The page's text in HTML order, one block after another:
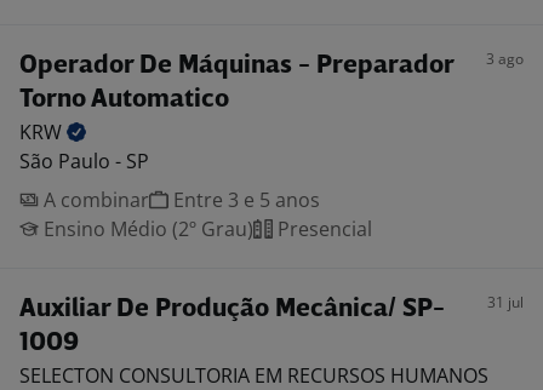
Operador De Máquinas - Preparador
Torno Automatico
3 ago
KRW
São Paulo - SP
A combinar
Entre 3 e 5 anos
Ensino Médio (2º Grau)
Presencial
Auxiliar De Produção Mecânica/ SP-
1009
31 jul
SELECTON CONSULTORIA EM RECURSOS HUMANOS